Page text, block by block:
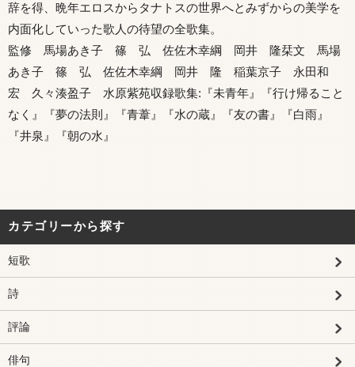
辞を得、晩年エロスからタナトスの世界へとみずからの美学を
内面化していった歌人の待望の全歌集。
監修 馬場あき子 篠 弘 佐佐木幸綱 岡井 隆栞文 馬場
あき子 篠 弘 佐佐木幸綱 岡井 隆 稲葉京子 永田和
宏 久々湊盈子 水原紫苑収録歌集:『未青年』『行け帰ること
なく』『夢の法則』『青葦』『水の蔵』『友の書』『白雨』
『井泉』『朝の水』
カテゴリーから探す
短歌
詩
評論
俳句